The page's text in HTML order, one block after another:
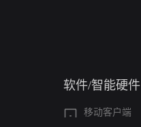
软件/智能硬件
移动客户端